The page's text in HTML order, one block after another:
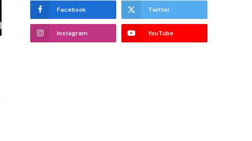
Facebook Twitter
Instagram YouTube